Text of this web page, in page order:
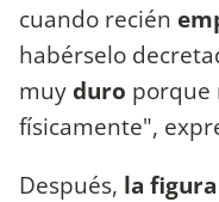
cuando recién
habérselo
muyduro porque
físicamente",
Después, la figura